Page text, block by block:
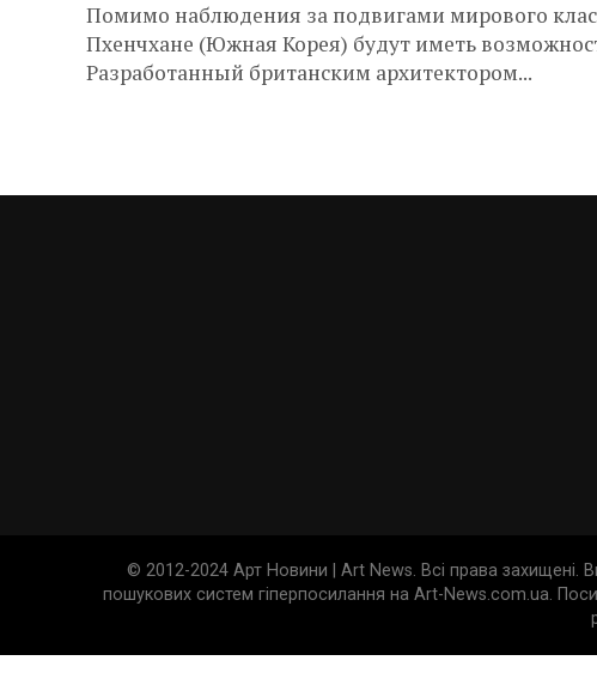
Помимо наблюдения за подвигами мирового
Пхенчхане (Южная Корея) будут иметь
Разработанный британским архитектором...
© 2012-2024 Арт Новини | Art News. Всі права захищені.
пошукових систем гіперпосилання на Art-News.com.ua.